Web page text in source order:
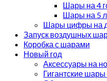
Шары на 4
Шары на 5
Шары цифры на
Запуск воздушных
Коробка с шарами
Новый год
Аксессуары на
Гигантские